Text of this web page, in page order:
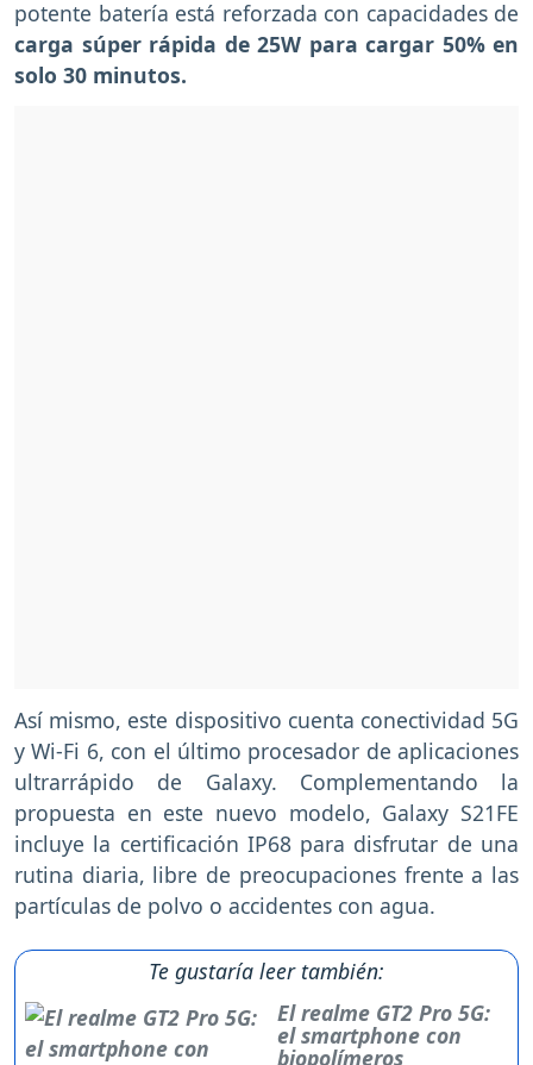
potente batería está reforzada con capacidades de
carga súper rápida de 25W para cargar 50% en
solo 30 minutos.
Así mismo, este dispositivo cuenta conectividad 5G
y Wi-Fi 6, con el último procesador de aplicaciones
ultrarrápido de Galaxy. Complementando la
propuesta en este nuevo modelo, Galaxy S21FE
incluye la certificación IP68 para disfrutar de una
rutina diaria, libre de preocupaciones frente a las
partículas de polvo o accidentes con agua.
Te gustaría leer también:
El realme GT2 Pro 5G:
el smartphone con
biopolímeros